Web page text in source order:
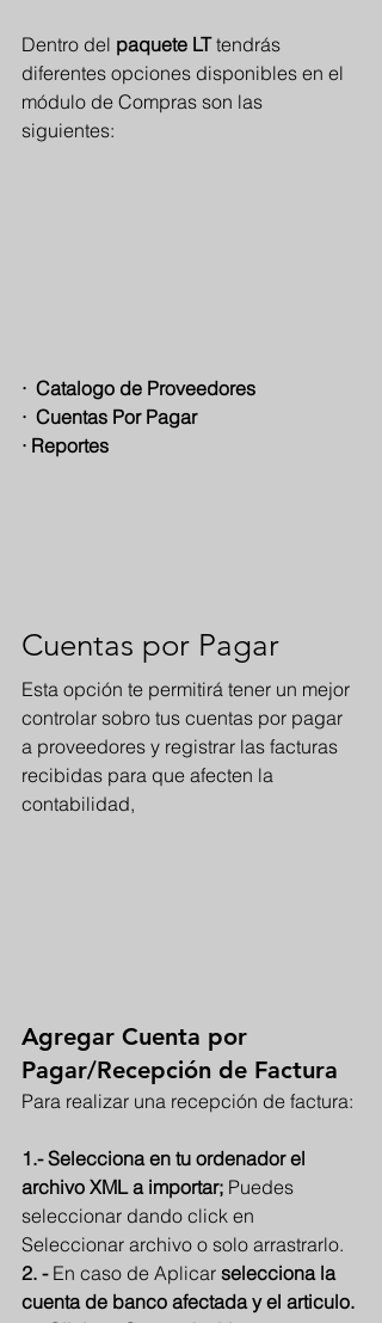
Dentro del paquete LT tendrás
diferentes opciones disponibles en el
módulo de Compras son las
siguientes:
·  Catalogo de Proveedores
·  Cuentas Por Pagar
· Reportes
Cuentas por Pagar
Esta opción te permitirá tener un mejor
controlar sobro tus cuentas por pagar
a proveedores y registrar las facturas
recibidas para que afecten la
contabilidad,
Agregar Cuenta por
Pagar/Recepción de Factura
Para realizar una recepción de factura:
1.- Selecciona en tu ordenador el
archivo XML a importar; Puedes
seleccionar dando click en
Seleccionar archivo o solo arrastrarlo.
2. - En caso de Aplicar selecciona la
cuenta de banco afectada y el articulo.